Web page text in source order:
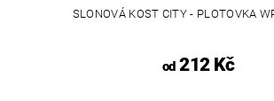
SLONOVÁ KOST CITY - PLOTOVKA
od212 Kč